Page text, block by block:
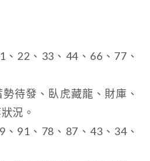
、22、33、44、66、77、
待發、臥虎藏龍、財庫、
況。
、91、78、87、43、34、